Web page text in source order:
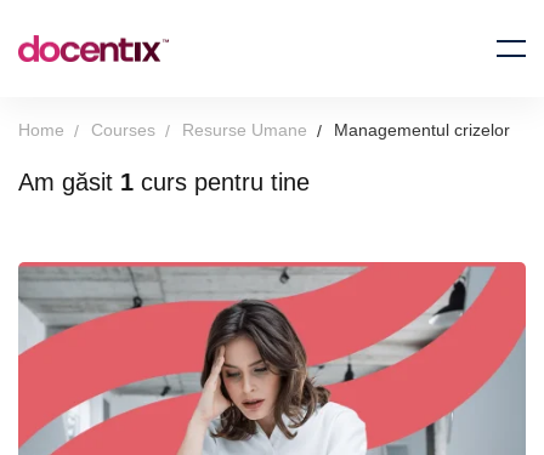
Home Courses Resurse Umane Managementul crizelor
Am găsit 1 curs pentru tine